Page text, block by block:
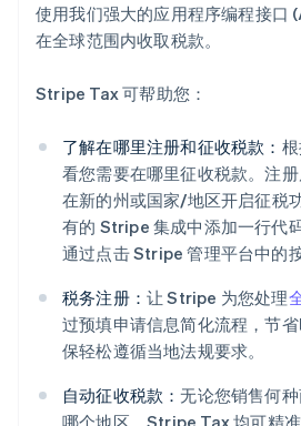
使用我们强大的应用程序编程接口
在全球范围内收取税款。
Stripe Tax 可帮助您：
了解在哪里注册和征收税款：
看您需要在哪里征收税款。注
在新的州或国家/地区开启征税
有的 Stripe 集成中添加一行代
通过点击 Stripe 管理平台中的
税务注册： 让 Stripe 为您处理
过预填申请信息简化流程，节
保轻松遵循当地法规要求。
自动征收税款：无论您销售何